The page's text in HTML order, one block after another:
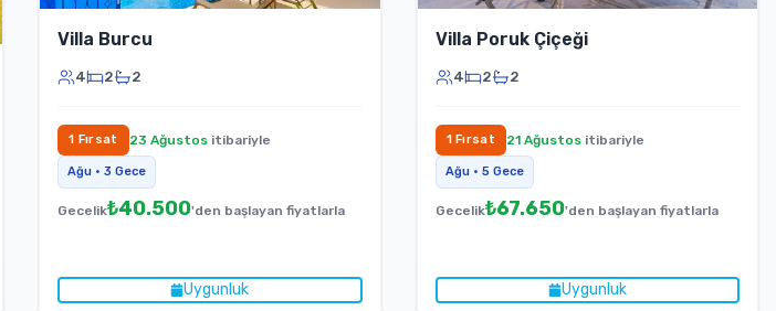
Villa Burcu
4 2 2
1 Fırsat 23 Ağustositibariyle
Ağu •3 Gece
Gecelik₺40.500'den başlayan fiyatlarla
Uygunluk
Villa Poruk Çiçeği
4 2 2
1 Fırsat 21 Ağustositibariyle
Ağu• 5Gece
Gecelik₺67.650'den başlayan fiyatlarla
Uygunluk